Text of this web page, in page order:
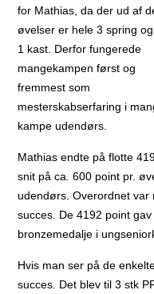
for Mathias, da der ud af
øvelser er hele 3 spring
1 kast. Derfor fungerede
mangekampen først og
fremmest som
mesterskabserfaring i
kampe udendørs.
Mathias endte på flotte
snit på ca. 600 point pr.
udendørs. Overordnet
succes. De 4192 point
bronzemedalje i
Hvis man ser på de
succes. Det blev til 3 stk